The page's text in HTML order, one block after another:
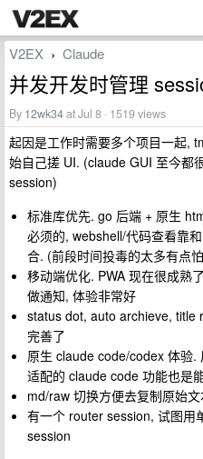
V2EX › Claude
并发开发时管理
By 12wk34at Jul 8 · 1519 views
起因是工作时需要多个项目一起,
始自己搓 UI. (claude GUI 至今都
session)
标准库优先. go 后端 + 原生
必须的, webshell/代码查看靠
合. (前段时间投毒的太多有点
移动端优化. PWA 现在很成熟
做通知, 体验非常好
status dot, auto archieve, title
完善了
原生 claude code/codex 体验
适配的 claude code 功能也是
md/raw 切换方便去复制原始
有一个 router session, 试图用
session